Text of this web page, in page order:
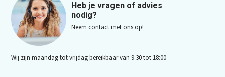
Heb je vragen of advies
nodig?
Neem contact met ons op!
Wij zijn maandag tot vrijdag bereikbaar van 9:30 tot 18:00